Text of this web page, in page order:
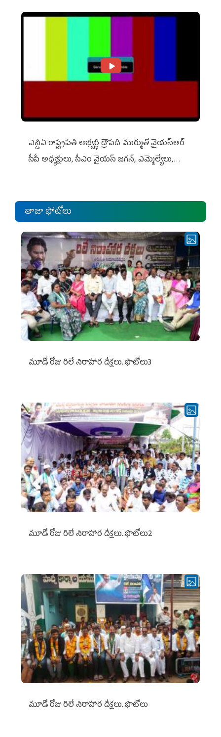
ఎన్డీఏ రాష్ట్ర‌ప‌తి అభ్య‌ర్థి ద్రౌప‌ది ముర్ముతో వైయ‌స్ఆర్
సీపీ అధ్య‌క్షులు, సీఎం వైయ‌స్ జ‌గ‌న్, ఎమ్మెల్యేలు,
తాజా ఫోటోలు
మూడో రోజు రిలే నిరాహార దీక్షలు..ఫొటోలు3
మూడో రోజు రిలే నిరాహార దీక్షలు..ఫొటోలు2
మూడో రోజు రిలే నిరాహార దీక్షలు..ఫొటోలు